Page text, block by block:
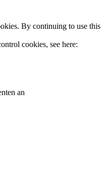
By continuing to use this
cookies, see here:
an